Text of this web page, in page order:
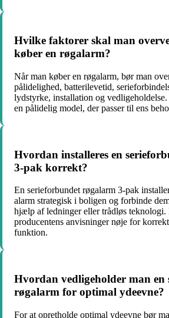
Hvilke faktorer skal man
køber en røgalarm?
Når man køber en røgalarm, bør man
pålidelighed, batterilevetid,
lydstyrke, installation og
en pålidelig model, der passer til ens
Hvordan installeres en
3-pak korrekt?
En serieforbundet røgalarm 3-pak
alarm strategisk i boligen og forbinde
hjælp af ledninger eller trådløs
producentens anvisninger nøje for
funktion.
Hvordan vedligeholder man en
røgalarm for optimal ydeevne?
For at opretholde optimal ydeevne bør